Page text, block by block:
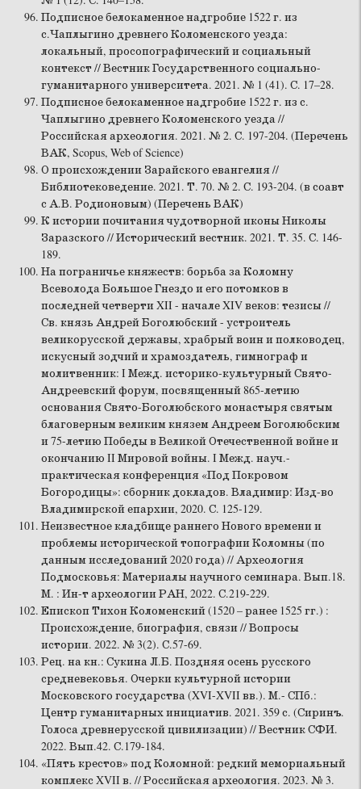
Подписное белокаменное надгробие 1522 г. из
с.Чаплыгино древнего Коломенского уезда:
локальный, просопографический и социальный
контекст // Вестник Государственного социально-
гуманитарного университета. 2021. № 1 (41). С. 17–28.
Подписное белокаменное надгробие 1522 г. из с.
Чаплыгино древнего Коломенского уезда //
Российская археология. 2021. № 2. С. 197-204. (Перечень
ВАК, Scopus, Web of Science)
О происхождении Зарайского евангелия //
Библиотековедение. 2021. Т. 70. № 2. С. 193-204. (в соавт
с А.В. Родионовым) (Перечень ВАК)
К истории почитания чудотворной иконы Николы
Заразского // Исторический вестник. 2021. Т. 35. С. 146-
189.
На пограничье княжеств: борьба за Коломну
Всеволода Большое Гнездо и его потомков в
последней четверти XII - начале XIV веков: тезисы //
Св. князь Андрей Боголюбский - устроитель
великорусской державы, храбрый воин и полководец,
искусный зодчий и храмоздатель, гимнограф и
молитвенник: I Межд. историко-культурный Свято-
Андреевский форум, посвященный 865-летию
основания Свято-Боголюбского монастыря святым
благоверным великим князем Андреем Боголюбским
и 75-летию Победы в Великой Отечественной войне и
окончанию II Мировой войны. I Межд. науч.-
практическая конференция «Под Покровом
Богородицы»: сборник докладов. Владимир: Изд-во
Владимирской епархии, 2020. С. 125-129.
Неизвестное кладбище раннего Нового времени и
проблемы исторической топографии Коломны (по
данным исследований 2020 года) // Археология
Подмосковья: Материалы научного семинара. Вып.18.
М. : Ин-т археологии РАН, 2022. С.219-229.
Епископ Тихон Коломенский (1520 – ранее 1525 гг.) :
Происхождение, биография, связи // Вопросы
истории. 2022. № 3(2). С.57-69.
Рец. на кн.: Сукина Л.Б. Поздняя осень русского
средневековья. Очерки культурной истории
Московского государства (XVI-XVII вв.). М.- СПб.:
Центр гуманитарных инициатив. 2021. 359 с. (Сиринъ.
Голоса древнерусской цивилизации) // Вестник СФИ.
2022. Вып.42. С.179-184.
«Пять крестов» под Коломной: редкий мемориальный
комплекс XVII в. // Российская археология. 2023. № 3.